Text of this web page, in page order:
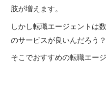
肢が増えます。
しかし転職エージェントは
のサービスが良いんだろう
そこでおすすめの転職エー